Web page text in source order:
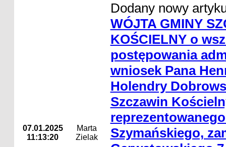
07.01.2025
11:13:20
Marta
Zielak
Dodany nowy
WÓJTA GMINY
KOŚCIELNY o
postępowania
wniosek Pana
Holendry
Szczawin
Szymańskiego,